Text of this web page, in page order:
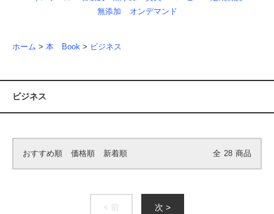
無添加
オンデマンド
ホーム > 本 Book > ビジネス
ビジネス
おすすめ順 価格順 新着順 全 28 商品
< 前 次 >